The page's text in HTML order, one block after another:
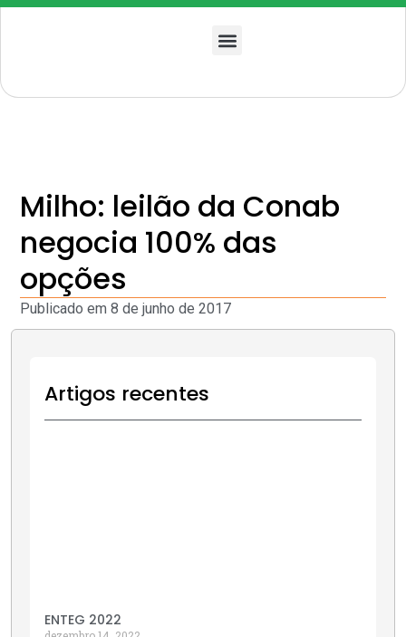
Milho: leilão da Conab
negocia 100% das
opções
Publicado em 8 de junho de 2017
Artigos recentes
ENTEG 2022